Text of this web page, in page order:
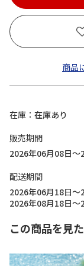
商品
在庫
在庫あり
販売期間
2026年06月08日～
配送期間
2026年06月18日～
2026年08月18日～
この商品を見